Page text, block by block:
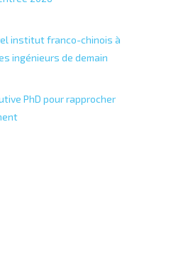
institut franco-chinois à
ingénieurs de demain
PhD pour rapprocher